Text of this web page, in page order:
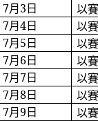
7月3日
以
7月4日
以
7月5日
以
7月6日
以
7月7日
以
7月8日
以
7月9日
以